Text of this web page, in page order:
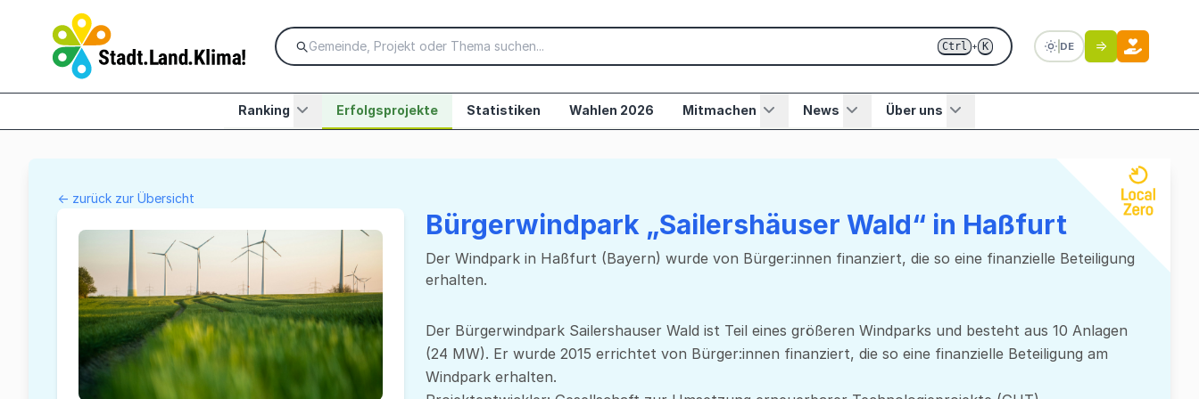
Ctrl + K DE
Ranking Erfolgsprojekte Statistiken Wahlen 2026 Mitmachen News Über uns
← zurück zur Übersicht
Bürgerwindpark „Sailershäuser Wald“ in Haßfurt
Der Windpark in Haßfurt (Bayern) wurde von Bürger:innen finanziert, die so eine finanzielle Beteiligung
erhalten.
Der Bürgerwindpark Sailershauser Wald ist Teil eines größeren Windparks und besteht aus 10 Anlagen
(24 MW). Er wurde 2015 errichtet von Bürger:innen finanziert, die so eine finanzielle Beteiligung am
Windpark erhalten.